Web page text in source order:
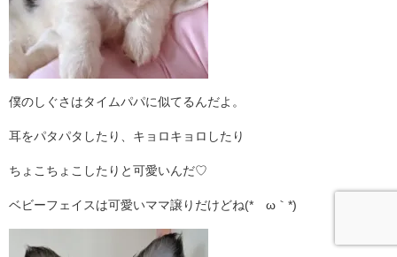
僕のしぐさはタイムパパに似てるんだよ。
耳をパタパタしたり、キョロキョロしたり
ちょこちょこしたりと可愛いんだ♡
ベビーフェイスは可愛いママ譲りだけどね(*´ω｀*)